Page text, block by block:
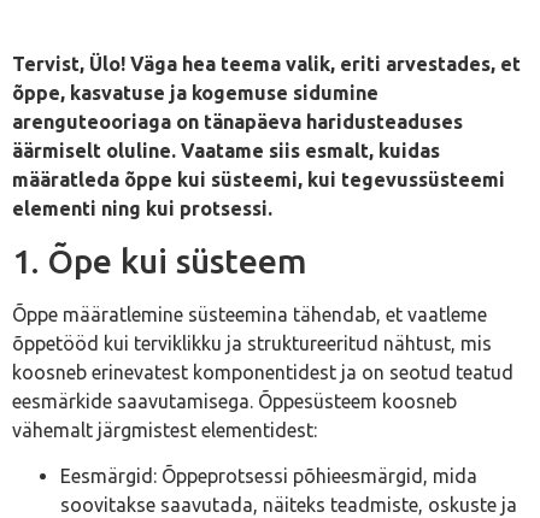
Tervist, Ülo! Väga hea teema valik, eriti arvestades, et
õppe, kasvatuse ja kogemuse sidumine
arenguteooriaga on tänapäeva haridusteaduses
äärmiselt oluline. Vaatame siis esmalt, kuidas
määratleda õppe kui süsteemi, kui tegevussüsteemi
elementi ning kui protsessi.
1. Õpe kui süsteem
Õppe määratlemine süsteemina tähendab, et vaatleme
õppetööd kui terviklikku ja struktureeritud nähtust, mis
koosneb erinevatest komponentidest ja on seotud teatud
eesmärkide saavutamisega. Õppesüsteem koosneb
vähemalt järgmistest elementidest:
Eesmärgid: Õppeprotsessi põhieesmärgid, mida
soovitakse saavutada, näiteks teadmiste, oskuste ja